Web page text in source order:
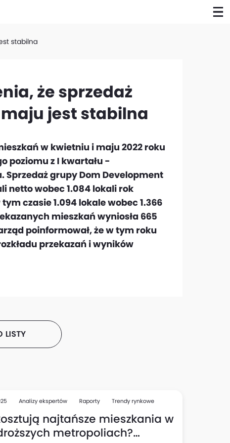
stabilna
że sprzedaż
jest stabilna
w kwietniu i maju 2022 roku
poziomu z I kwartału -
Sprzedaż grupy Dom Development
netto wobec 1.084 lokali rok
czasie 1.094 lokale wobec 1.366
mieszkań wyniosła 665
poinformował, że w tym roku
przekazań i wyników
LISTY
Analizy ekspertów Raporty Trendy rynkowe
najtańsze mieszkania w
metropoliach?